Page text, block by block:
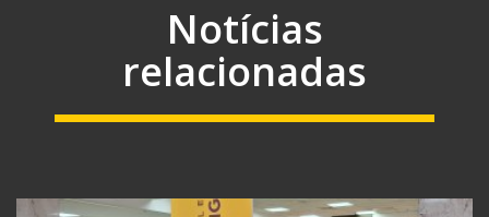
Notícias
relacionadas